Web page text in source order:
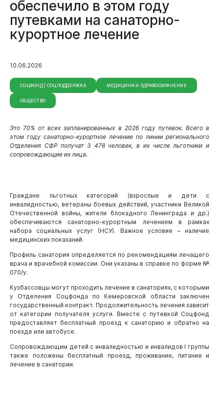
Виртуальнаяприемная
обеспечило в этом году
путевками на санаторно-
курортное лечение
10.06.2026
СОЦФОНД | СОЦПОДДЕРЖКА МЕДИЦИНА И ЗДРАВООХРАНЕНИЕ
ОБЩЕСТВО
Это 70% от всех запланированных в 2026 году путевок. Всего в
этом году санаторно-курортное лечение по линии регионального
Отделения СФР получат 3 478 человек, в их числе льготники и
сопровождающие их лица.
Граждане льготных категорий (взрослые и дети с
инвалидностью, ветераны боевых действий, участники Великой
Отечественной войны, жители блокадного Ленинграда и др.)
обеспечиваются санаторно-курортным лечением в рамках
набора социальных услуг (НСУ). Важное условие – наличие
медицинских показаний.
Профиль санатория определяется по рекомендациям лечащего
врача и врачебной комиссии. Они указаны в справке по форме №
070/у.
Кузбассовцы могут проходить лечение в санаториях, с которыми
у Отделения Соцфонда по Кемеровской области заключен
государственный контракт. Продолжительность лечения зависит
от категории получателя услуги. Вместе с путевкой Соцфонд
предоставляет бесплатный проезд к санаторию и обратно на
поезде или автобусе.
Сопровождающим детей с инвалидностью и инвалидов I группы
также положены бесплатный проезд, проживание, питание и
лечение в санатории.